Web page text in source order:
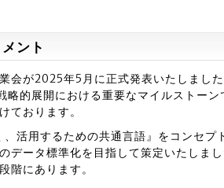
ント
会が2025年5月に正式発表いたしました
的展開における重要なマイルストーン
ております。
活用するための共通言語』をコンセプ
データ標準化を目指して策定いたしま
階にあります。